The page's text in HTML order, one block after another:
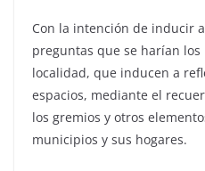
Con la intención de inducir
preguntas que se harían
localidad, que inducen a
espacios, mediante el
los gremios y otros
municipios y sus hogares.